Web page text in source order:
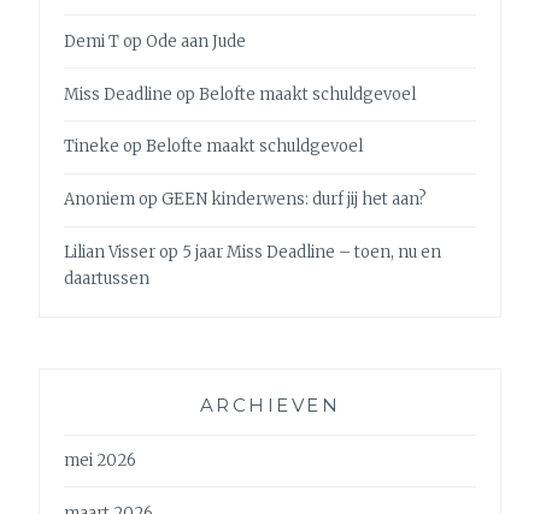
Demi TopOde aan Jude
Miss Deadline opBelofte maakt schuldgevoel
Tineke opBelofte maakt schuldgevoel
AnoniemopGEEN kinderwens: durf jij het aan?
Lilian Visserop 5 jaar Miss Deadline – toen, nu en
daartussen
ARCHIEVEN
mei 2026